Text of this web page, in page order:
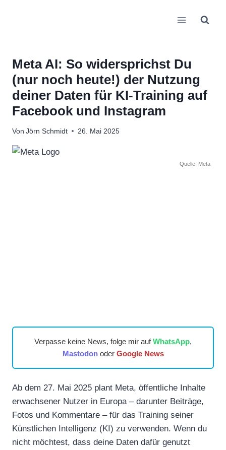
Meta AI: So widersprichst Du
(nur noch heute!) der Nutzung
deiner Daten für KI-Training auf
Facebook und Instagram
Von Jörn Schmidt 26. Mai 2025
Quelle: Meta
Verpasse keine News, folge mir aufWhatsApp,
Mastodonoder Google News
Ab dem 27. Mai 2025 plant Meta, öffentliche Inhalte
erwachsener Nutzer in Europa – darunter Beiträge,
Fotos und Kommentare – für das Training seiner
Künstlichen Intelligenz (KI) zu verwenden. Wenn du
nicht möchtest, dass deine Daten dafür genutzt